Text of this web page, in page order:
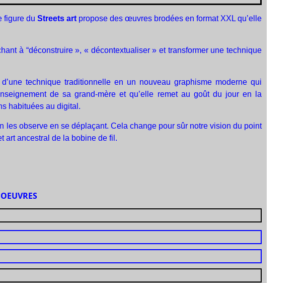
figure du Streets artpropose des œuvres brodées en format XXL qu’elle
à “déconstruire », « décontextualiser » et transformer une technique
technique traditionnelle en un nouveau graphisme moderne qui
de sa grand-mère et qu’elle remet au goût du jour en la
habituées au digital.
observe en se déplaçant. Cela change pour sûr notre vision du point
art ancestral de la bobine de fil.